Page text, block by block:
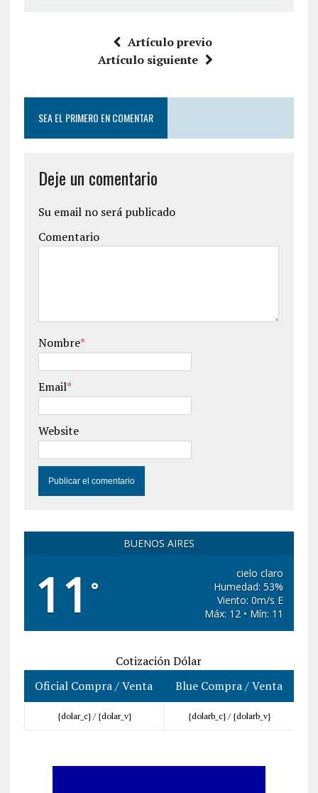
Artículo previo
Artículo siguiente
SEA EL PRIMERO EN COMENTAR
Deje un comentario
Su email no será publicado
Comentario
Nombre*
Email*
Website
BUENOS AIRES
11 °
cielo claro
Humedad: 53%
Viento: 0m/s E
Máx: 12 • Mín: 11
Cotización Dólar
Oficial Compra / Venta
Blue Compra / Venta
{dolar_c} / {dolar_v} {dolarb_c} / {dolarb_v}